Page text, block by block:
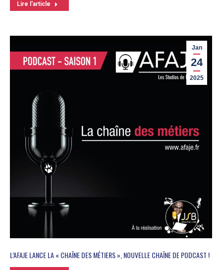
Lire l'article
Jan
24
2025
L’AFAJE LANCE LA « CHAÎNE DES MÉTIERS », NOUVELLE CHAÎNE DE PODCAST !